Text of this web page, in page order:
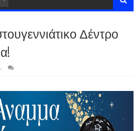
Δέντρο